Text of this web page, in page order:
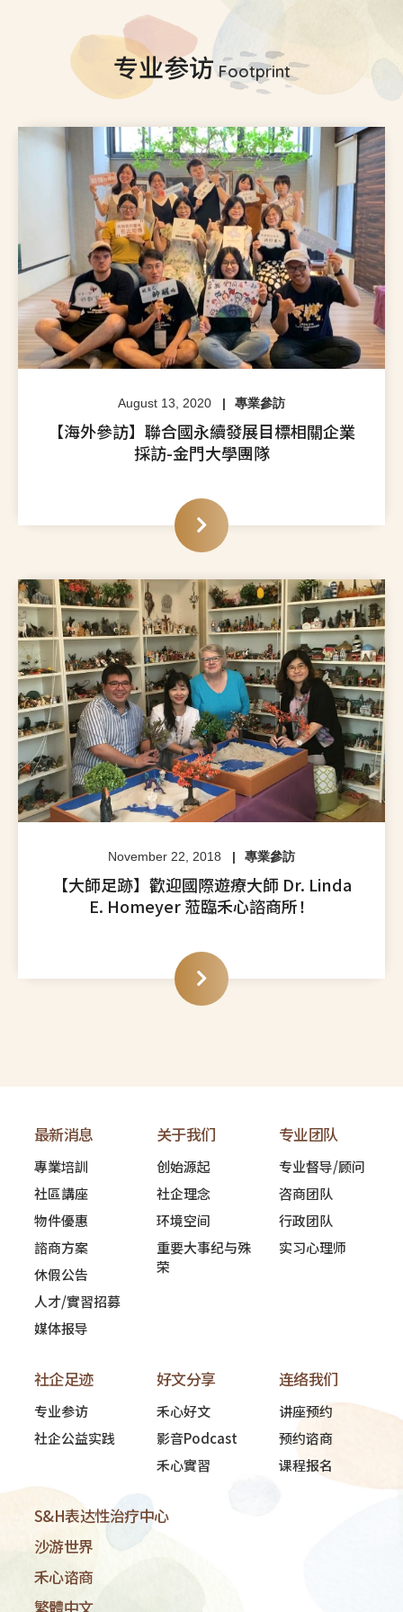
专业参访 Footprint
August 13, 2020 專業參訪
【海外參訪】聯合國永續發展目標相關企業
採訪-金門大學團隊
November 22, 2018 專業參訪
【大師足跡】歡迎國際遊療大師 Dr. Linda
E. Homeyer 蒞臨禾心諮商所！
最新消息
專業培訓
社區講座
物件優惠
諮商方案
休假公告
人才/實習招募
媒体报导
关于我们
创始源起
社企理念
环境空间
重要大事纪与殊
荣
专业团队
专业督导/顾问
咨商团队
行政团队
实习心理师
社企足迹
专业参访
社企公益实践
好文分享
禾心好文
影音Podcast
禾心實習
连络我们
讲座预约
预约谘商
课程报名
S&H表达性治疗中心
沙游世界
禾心谘商
繁體中文